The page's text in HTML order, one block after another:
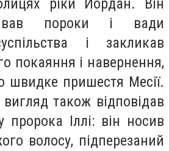
ріки Йордан. Він
пороки і вади
і закликав
покаяння і навернення,
швидке пришестя Месії.
також відповідав
пророка Іллі: він носив
волосу, підперезаний